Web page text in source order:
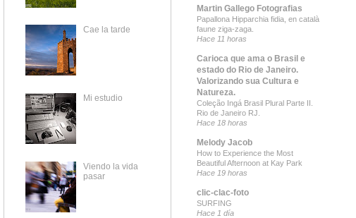
Cae la tarde
Mi estudio
Viendo la vida
pasar
Martin Gallego Fotografias
Papallona Hipparchia fidia, en català
faune ziga-zaga.
Hace 11 horas
Carioca que ama o Brasil e
estado do Rio de Janeiro.
Valorizando sua Cultura e
Natureza.
Coleção Ingá Brasil Plural Parte II.
Rio de Janeiro RJ.
Hace 18 horas
Melody Jacob
How to Experience the Most
Beautiful Afternoon at Kay Park
Hace 19 horas
clic-clac-foto
SURFING
Hace 1 día